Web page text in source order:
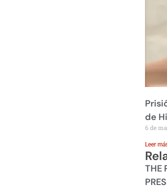
de
6 de
Leer
THE